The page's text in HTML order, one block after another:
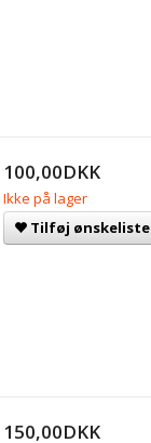
100,00DKK
Ikke på lager
Tilføj ønskeliste
150,00DKK